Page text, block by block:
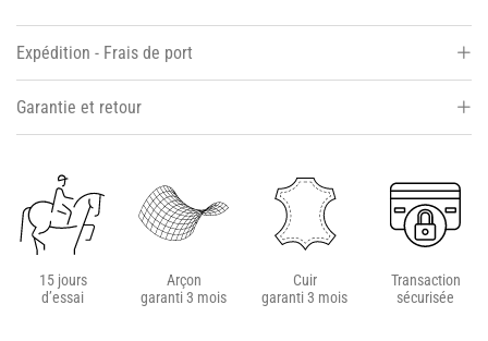
Expédition - Frais de port
Garantie et retour
15 jours
d’essai
Arçon
garanti 3 mois
Cuir
garanti 3 mois
Transaction
sécurisée